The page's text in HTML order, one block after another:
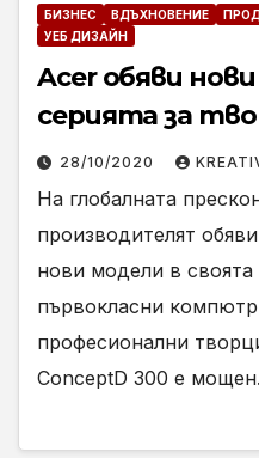
БИЗНЕС ВДЪХНОВЕНИЕ
УЕБ ДИЗАЙН
Acer обяви
серията за
28/10/2020
На глобалната
производителят
нови модели в своята
първокласни
професионални
ConceptD 300 е